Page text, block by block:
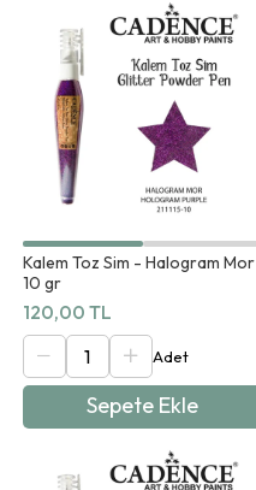
Kalem Toz Sim - Halogram Mor
10 gr
120,00 TL
Sepete Ekle